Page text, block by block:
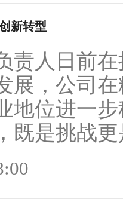
新转型
责人日前
展，公司
地位进一
既是挑战